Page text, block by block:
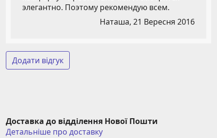
элегантно. Поэтому рекомендую всем.
Наташа, 21 Вересня 2016
Додати відгук
Доставка до відділення Нової Пошти
Детальніше про доставку